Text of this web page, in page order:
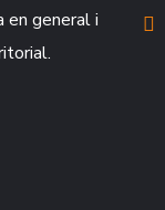
en general i